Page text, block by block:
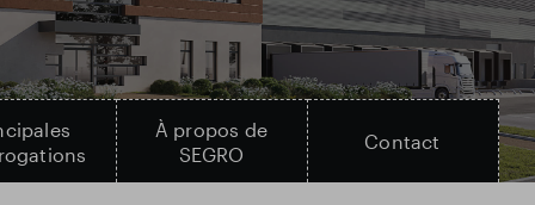
À propos de
SEGRO
Contact